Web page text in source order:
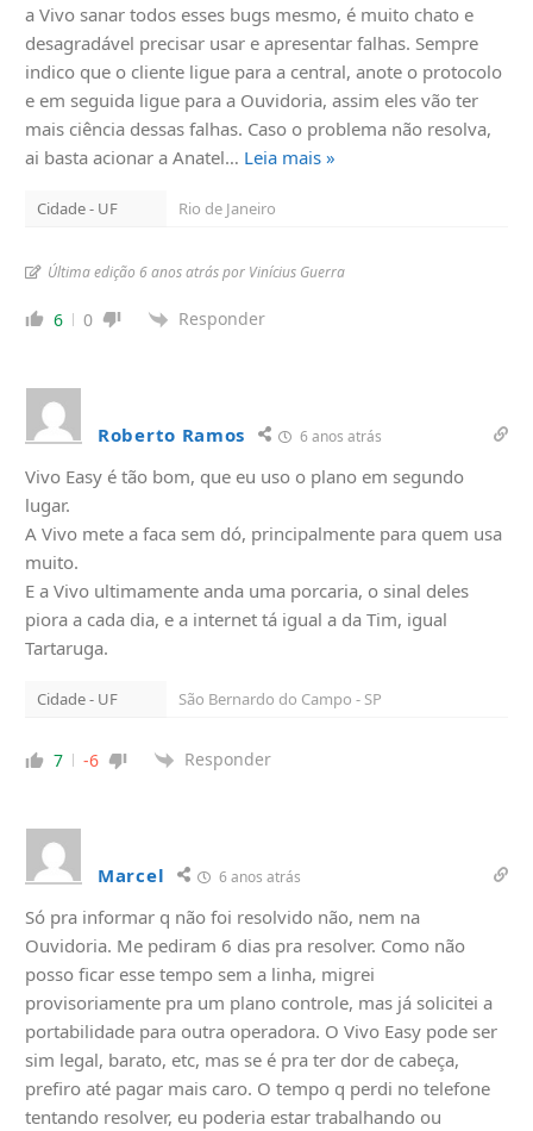
a Vivo sanar todos esses bugs mesmo, é muito chato e
desagradável precisar usar e apresentar falhas. Sempre
indico que o cliente ligue para a central, anote o protocolo
e em seguida ligue para a Ouvidoria, assim eles vão ter
mais ciência dessas falhas. Caso o problema não resolva,
ai basta acionar a Anatel… Leia mais »
Cidade - UF Rio de Janeiro
Última edição 6 anos atrás por Vinícius Guerra
6 0 Responder
Roberto Ramos 6 anos atrás
Vivo Easy é tão bom, que eu uso o plano em segundo
lugar.
A Vivo mete a faca sem dó, principalmente para quem usa
muito.
E a Vivo ultimamente anda uma porcaria, o sinal deles
piora a cada dia, e a internet tá igual a da Tim, igual
Tartaruga.
Cidade - UF São Bernardo do Campo - SP
7 -6 Responder
Marcel 6 anos atrás
Só pra informar q não foi resolvido não, nem na
Ouvidoria. Me pediram 6 dias pra resolver. Como não
posso ficar esse tempo sem a linha, migrei
provisoriamente pra um plano controle, mas já solicitei a
portabilidade para outra operadora. O Vivo Easy pode ser
sim legal, barato, etc, mas se é pra ter dor de cabeça,
prefiro até pagar mais caro. O tempo q perdi no telefone
tentando resolver, eu poderia estar trabalhando ou